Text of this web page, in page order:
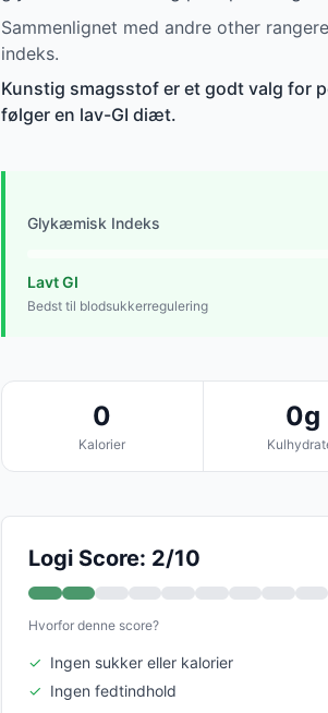
Sammenlignet med andre other
indeks.
Kunstig smagsstof er et godt valg for
følger en lav-GI diæt.
Glykæmisk Indeks
Lavt GI
Bedst til blodsukkerregulering
0
Kalorier
0g
Logi Score: 2/10
Hvorfor denne score?
✓ Ingen sukker eller kalorier
✓ Ingen fedtindhold